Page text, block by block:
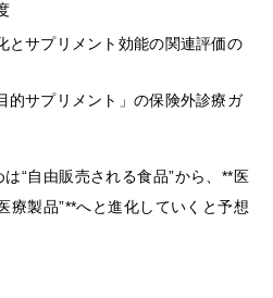
とサプリメント効能の関連評価の
的サプリメント」の保険外診療ガ
“自由販売される食品”から、**医
療製品”**へと進化していくと予想